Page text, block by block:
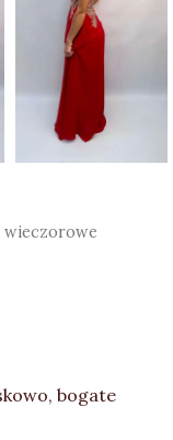
wieczorowe
bogate